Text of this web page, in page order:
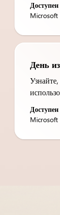
Доступен
День
Доступен